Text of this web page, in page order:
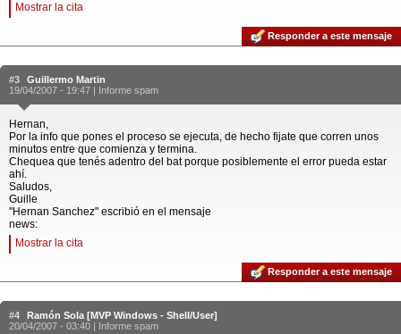
Mostrar la cita
Responder a este mensaje
#3
Guillermo Martin
19/04/2007 - 19:47 | Informe spam
Hernan,
Por la info que pones el proceso se ejecuta, de hecho fijate que corren unos
minutos entre que comienza y termina.
Chequea que tenés adentro del bat porque posiblemente el error pueda estar
ahí.
Saludos,
Guille
"Hernan Sanchez" escribió en el mensaje
news:
Mostrar la cita
Responder a este mensaje
#4
Ramón Sola [MVP Windows - Shell/User]
20/04/2007 - 03:40 | Informe spam